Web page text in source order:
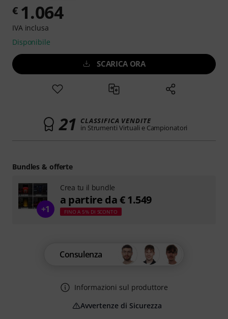
€ 1.064
IVA inclusa
Disponibile
SCARICA ORA
21 CLASSIFICA VENDITE
in Strumenti Virtuali e Campionatori
Consulenza
Informazioni sul produttore
Avvertenze di Sicurezza
Bundles & offerte
+1
Crea tu il bundle
a partire da € 1.549
FINO A 5% DI SCONTO